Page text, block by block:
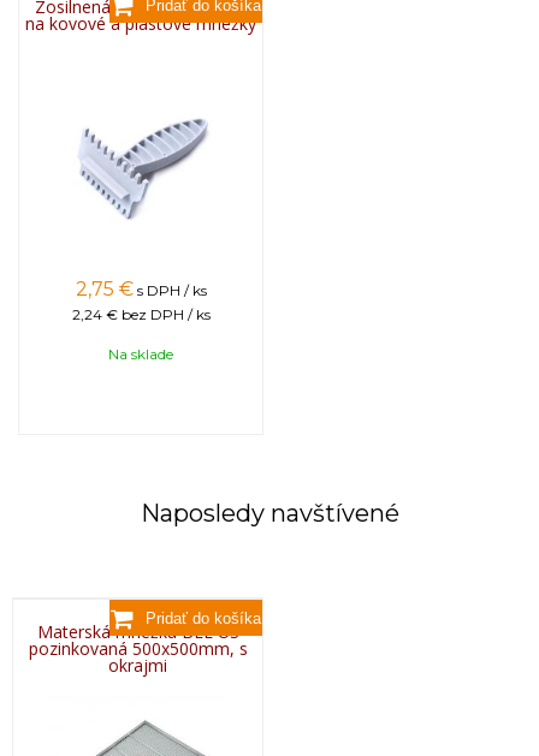
Zosilnená plastová škrabka
na kovové a plastové mriežky
2,75 € s DPH / ks
2,24 € bez DPH / ks
Na sklade
Naposledy navštívené
Materská mriežka BEE US
pozinkovaná 500x500mm, s
okrajmi